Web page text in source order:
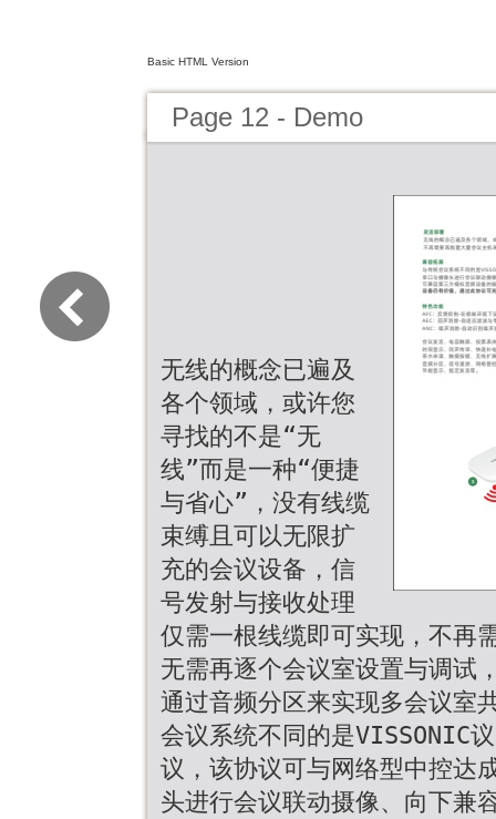
Basic HTML Version
Page 12 - Demo
无线的概念已遍及
各个领域，或许您
寻找的不是“无
线”而是一种“便捷
与省心”，没有线缆
束缚且可以无限扩
充的会议设备，信
号发射与接收处理
仅需一根线缆即可实现，不再
无需再逐个会议室设置与调试
通过音频分区来实现多会议室
会议系统不同的是
议，该协议可与网络型中控达
头进行会议联动摄像、向下兼